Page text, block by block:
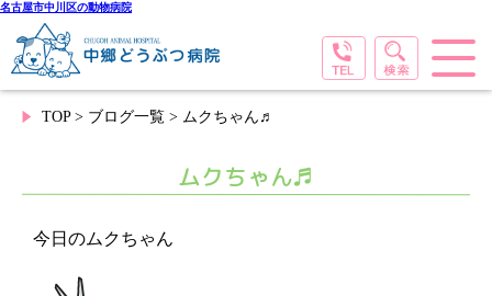
名古屋市中川区の動物病院
TOP> ブログ一覧 > ムクちゃん♬
ムクちゃん♬
今日のムクちゃん